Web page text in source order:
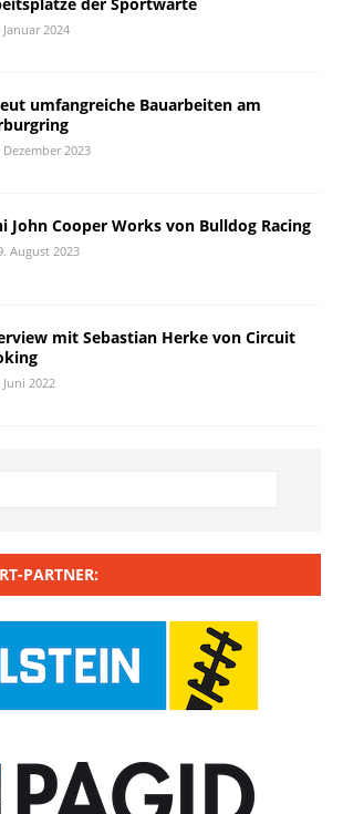
Januar 2024
umfangreiche Bauarbeiten am
Dezember 2023
John Cooper Works von Bulldog Racing
August 2023
mit Sebastian Herke von Circuit
Juni 2022
PARTNER: